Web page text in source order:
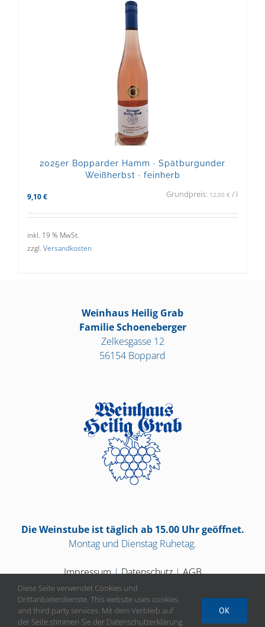
2025er Bopparder Hamm · Spätburgunder
Weißherbst · feinherb
9,10 € Grundpreis: 12,00 € / l
inkl. 19 % MwSt.
zzgl. Versandkosten
Weinhaus Heilig Grab
Familie Schoeneberger
Zelkesgasse 12
56154 Boppard
Die Weinstube ist täglich ab 15.00 Uhr geöffnet.
Montag und Dienstag Ruhetag.
Impressum|Datenschutz|AGB
Diese Seite verwendet Cookies und
Drittanbieterdienste. This website uses cookies
and third party services. Mit dem Verbleib auf
der Seite stimmen Sie der Datenschutzerklärung
OK